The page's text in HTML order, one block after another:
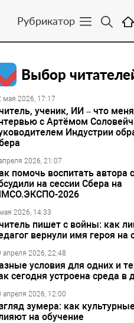
Рубрикатор
Выбор
мая 2026, 17:17
ученик, ИИ – что
с Артёмом
Индустрии
2026, 21:07
помочь воспитать автора
на сессии Сбера на
2026
2026, 14:33
пишет с войны: как
вернули имя героя на
апреля 2026, 22:48
условия для одних и
сегодня устроена среда в
апреля 2026, 12:00
зумера: как
на обучение